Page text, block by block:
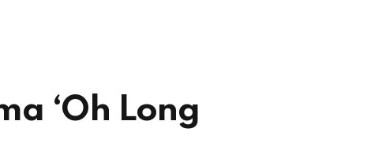
‘Oh Long